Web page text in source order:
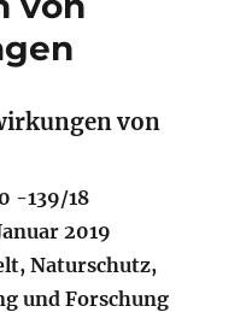
von
-139/18
2019
Naturschutz,
und Forschung